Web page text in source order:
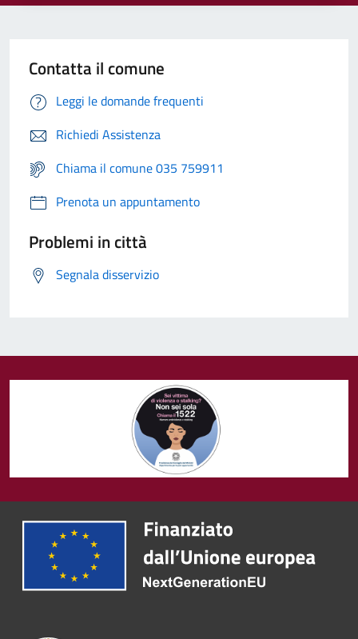
Contatta il comune
Leggi le domande frequenti
Richiedi Assistenza
Chiama il comune 035 759911
Prenota un appuntamento
Problemi in città
Segnala disservizio